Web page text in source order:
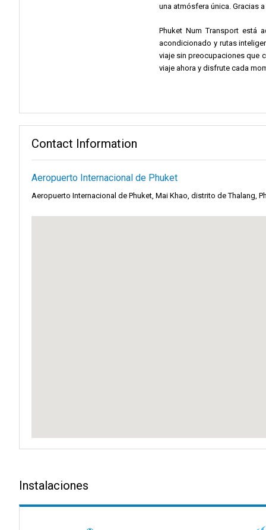
una atmósfera única. Gracias
Phuket Num Transport está
acondicionado y rutas
viaje sin preocupaciones que
viaje ahora y disfrute cada
Contact Information
Aeropuerto Internacional de Phuket
Aeropuerto Internacional de Phuket, Mai Khao, distrito de Thalang,
Instalaciones